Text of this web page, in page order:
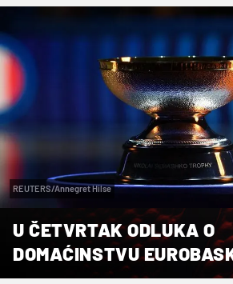
REUTERS/Annegret Hilse
U ČETVRTAK ODLUKA O
DOMAĆINSTVU